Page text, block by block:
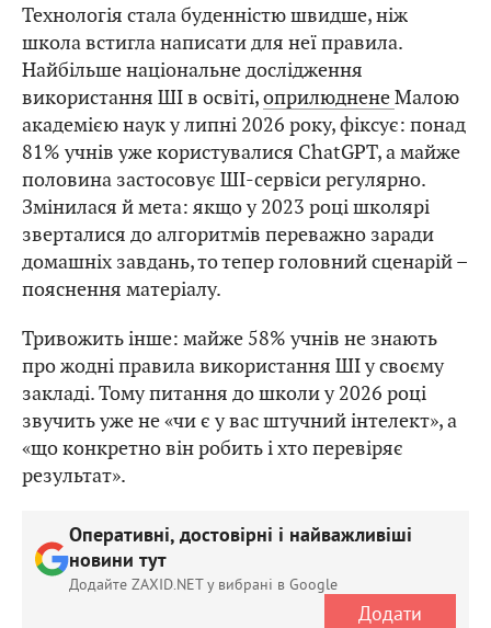
Технологія стала буденністю швидше, ніж
школа встигла написати для неї правила.
Найбільше національне дослідження
використання ШІ в освіті,оприлюдненеМалою
академією наук у липні 2026 року, фіксує: понад
81% учнів уже користувалися ChatGPT, а майже
половина застосовує ШІ-сервіси регулярно.
Змінилася й мета: якщо у 2023 році школярі
зверталися до алгоритмів переважно заради
домашніх завдань, то тепер головний сценарій –
пояснення матеріалу.
Тривожить інше: майже 58% учнів не знають
про жодні правила використання ШІ у своєму
закладі. Тому питання до школи у 2026 році
звучить уже не «чи є у вас штучний інтелект», а
«що конкретно він робить і хто перевіряє
результат».
Оперативні, достовірні і найважливіші
новини тут
Додайте ZAXID.NET у вибрані в Google
Додати